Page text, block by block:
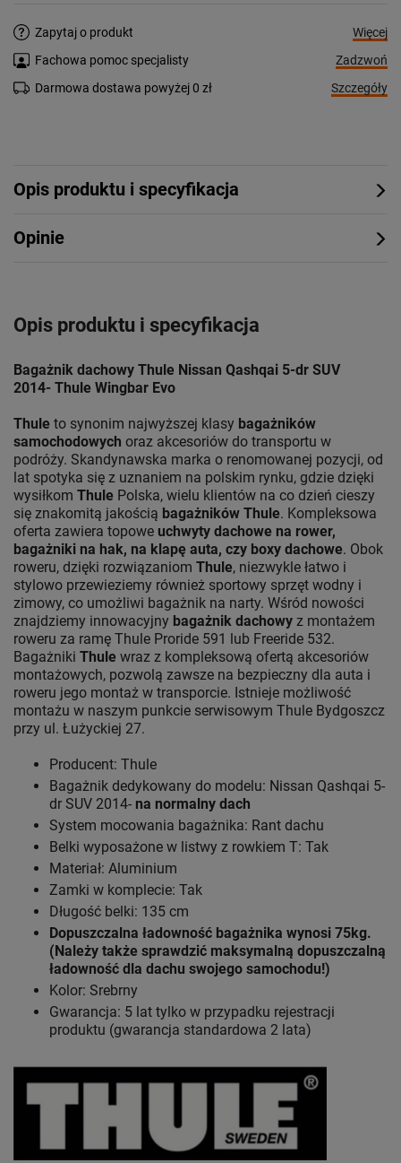
Zapytaj o produkt
Więcej
Fachowa pomoc specjalisty
Zadzwoń
Darmowa dostawa powyżej 0 zł
Szczegóły
Opis produktu i specyfikacja
Opinie
Opis produktu i specyfikacja
Bagażnik dachowy Thule Nissan Qashqai 5-dr SUV
2014- Thule Wingbar Evo
Thule to synonim najwyższej klasy bagażników
samochodowych oraz akcesoriów do transportu w
podróży. Skandynawska marka o renomowanej pozycji, od
lat spotyka się z uznaniem na polskim rynku, gdzie dzięki
wysiłkom Thule Polska, wielu klientów na co dzień cieszy
się znakomitą jakością bagażników Thule. Kompleksowa
oferta zawiera topowe uchwyty dachowe na rower,
bagażniki na hak, na klapę auta, czy boxy dachowe. Obok
roweru, dzięki rozwiązaniom Thule, niezwykle łatwo i
stylowo przewieziemy również sportowy sprzęt wodny i
zimowy, co umożliwi bagażnik na narty. Wśród nowości
znajdziemy innowacyjny bagażnik dachowy z montażem
roweru za ramę Thule Proride 591 lub Freeride 532.
Bagażniki Thule wraz z kompleksową ofertą akcesoriów
montażowych, pozwolą zawsze na bezpieczny dla auta i
roweru jego montaż w transporcie. Istnieje możliwość
montażu w naszym punkcie serwisowym Thule Bydgoszcz
przy ul. Łużyckiej 27.
Producent: Thule
Bagażnik dedykowany do modelu: Nissan Qashqai 5-
dr SUV 2014- na normalny dach
System mocowania bagażnika: Rant dachu
Belki wyposażone w listwy z rowkiem T: Tak
Materiał: Aluminium
Zamki w komplecie: Tak
Długość belki: 135 cm
Dopuszczalna ładowność bagażnika wynosi 75kg.
(Należy także sprawdzić maksymalną dopuszczalną
ładowność dla dachu swojego samochodu!)
Kolor: Srebrny
Gwarancja: 5 lat tylko w przypadku rejestracji
produktu (gwarancja standardowa 2 lata)